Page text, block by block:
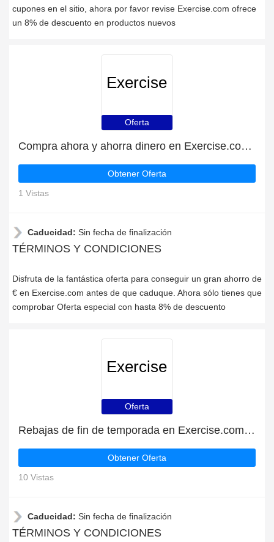
cupones en el sitio, ahora por favor revise Exercise.com ofrece
un 8% de descuento en productos nuevos
Exercise
Oferta
Compra ahora y ahorra dinero en Exercise.com para las liquidaciones de Exercise.com
Obtener Oferta
1 Vistas
Caducidad: Sin fecha de finalización
TÉRMINOS Y CONDICIONES
Disfruta de la fantástica oferta para conseguir un gran ahorro de
€ en Exercise.com antes de que caduque. Ahora sólo tienes que
comprobar Oferta especial con hasta 8% de descuento
Exercise
Oferta
Rebajas de fin de temporada en Exercise.com con descuentos de hasta 40%
Obtener Oferta
10 Vistas
Caducidad: Sin fecha de finalización
TÉRMINOS Y CONDICIONES